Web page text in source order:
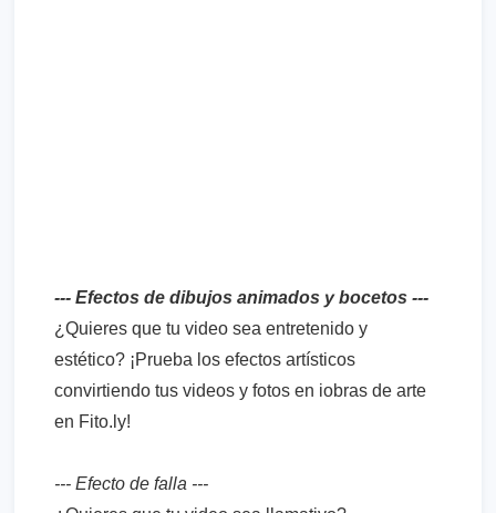
--- Efectos de dibujos animados y bocetos ---
¿Quieres que tu video sea entretenido y
estético? ¡Prueba los efectos artísticos
convirtiendo tus videos y fotos en iobras de arte
en Fito.ly!
--- Efecto de falla ---